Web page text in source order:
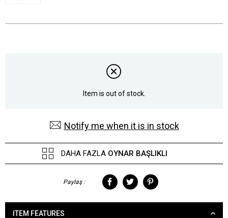
Item is out of stock.
Notify me when it is in stock
DAHA FAZLA OYNAR BAŞLIKLI
Paylaş :
ITEM FEATURES